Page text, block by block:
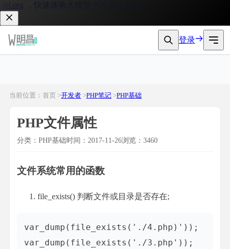
，快速体验大模型 API 接入服务。
登录
当前位置：首页 >开发者 >PHP笔记 >PHP基础
PHP文件属性
分类：PHP基础时间：2017-11-26浏览：3460
文件系统常用的函数
file_exists() 判断文件或目录是否存在;
var_dump(file_exists('./4.php)'));
var_dump(file_exists('./3.php'));